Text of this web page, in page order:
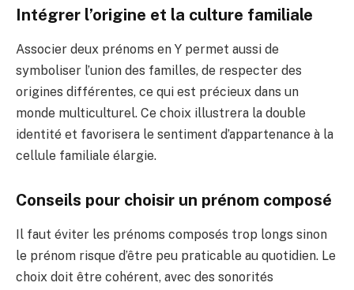
Intégrer l’origine et la culture familiale
Associer deux prénoms en Y permet aussi de
symboliser l’union des familles, de respecter des
origines différentes, ce qui est précieux dans un
monde multiculturel. Ce choix illustrera la double
identité et favorisera le sentiment d’appartenance à la
cellule familiale élargie.
Conseils pour choisir un prénom composé
Il faut éviter les prénoms composés trop longs sinon
le prénom risque d’être peu praticable au quotidien. Le
choix doit être cohérent, avec des sonorités